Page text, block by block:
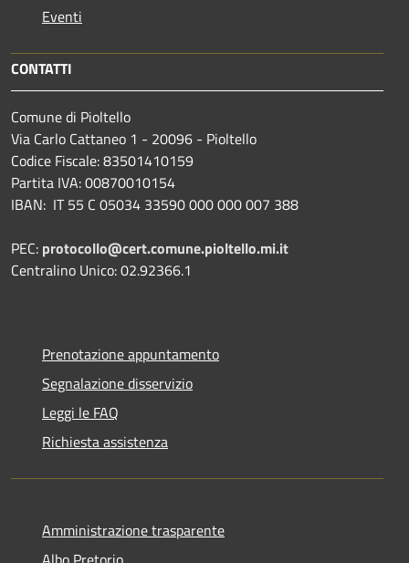
Eventi
CONTATTI
Comune di Pioltello
Via Carlo Cattaneo 1 - 20096 - Pioltello
Codice Fiscale: 83501410159
Partita IVA: 00870010154
IBAN: IT 55 C 05034 33590 000 000 007 388
PEC: protocollo@cert.comune.pioltello.mi.it
Centralino Unico: 02.92366.1
Prenotazione appuntamento
Segnalazione disservizio
Leggi le FAQ
Richiesta assistenza
Amministrazione trasparente